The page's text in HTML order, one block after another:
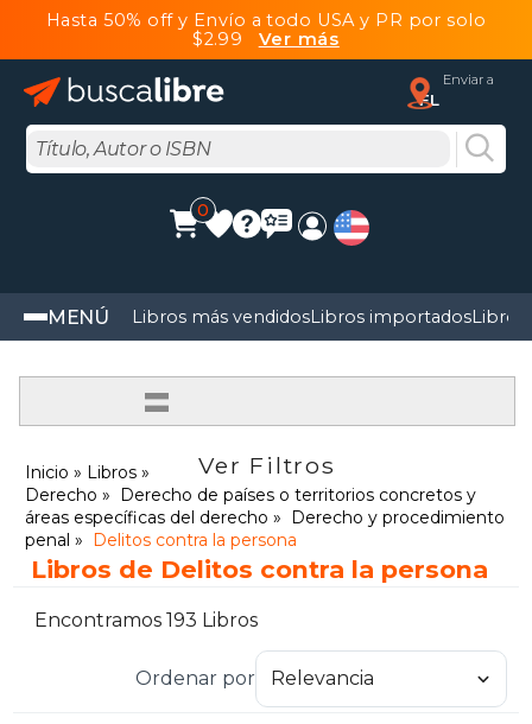
Hasta 50% off y Envío a todo USA y PR por solo
$2.99 Ver más
Enviar a
FL
0
MENÚ Libros más vendidosLibros importadosLibros
=
Ver Filtros
Inicio
Libros
Derecho
Derecho de países o territorios concretos y
áreas específicas del derecho
Derecho y procedimiento
penal
Delitos contra la persona
Libros de Delitos contra la persona
Encontramos 193 Libros
Ordenar por